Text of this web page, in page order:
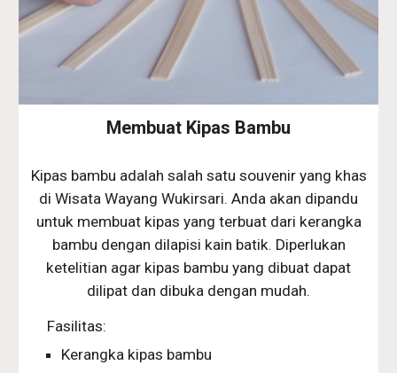
Membuat Kipas Bambu
Kipas bambu adalah salah satu souvenir yang khas
di Wisata Wayang Wukirsari. Anda akan dipandu
untuk membuat kipas yang terbuat dari kerangka
bambu dengan dilapisi kain batik. Diperlukan
ketelitian agar kipas bambu yang dibuat dapat
dilipat dan dibuka dengan mudah.
Fasilitas:
Kerangka kipas bambu